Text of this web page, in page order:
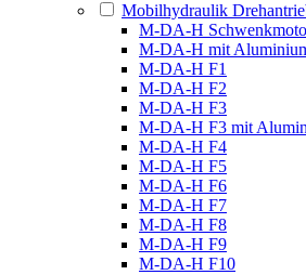
Mobilhydraulik
M-DA-H
M-DA-H mit
M-DA-H F1
M-DA-H F2
M-DA-H F3
M-DA-H F3 mit
M-DA-H F4
M-DA-H F5
M-DA-H F6
M-DA-H F7
M-DA-H F8
M-DA-H F9
M-DA-H F10